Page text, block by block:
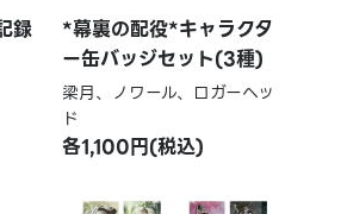
録
*幕裏の配役*キャラクタ
ー缶バッジセット(3種)
梁月、ノワール、ロガーヘッ
ド
各1,100円(税込)